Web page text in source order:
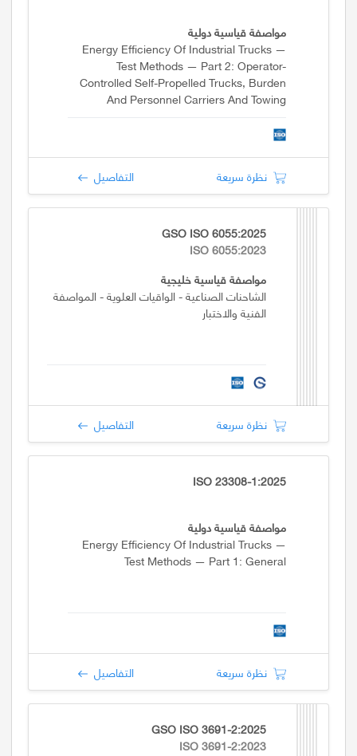
مواصفة قياسية دولية
Energy Efficiency Of Industrial Trucks —
Test Methods — Part 2: Operator-
Controlled Self-Propelled Trucks, Burden
And Personnel Carriers And Towing
نظرة سريعة التفاصيل
GSO ISO 6055:2025
ISO 6055:2023
مواصفة قياسية خليجية
الشاحنات الصناعية - الواقيات العلوية - المواصفة
الفنية والاختبار
نظرة سريعة التفاصيل
ISO 23308-1:2025
مواصفة قياسية دولية
Energy Efficiency Of Industrial Trucks —
Test Methods — Part 1: General
نظرة سريعة التفاصيل
GSO ISO 3691-2:2025
ISO 3691-2:2023